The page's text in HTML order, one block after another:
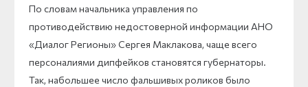
По словам начальника управления по
противодействию недостоверной информации АНО
«Диалог Регионы» Сергея Маклакова, чаще всего
персоналиями дипфейков становятся губернаторы.
Так, набольшее число фальшивых роликов было